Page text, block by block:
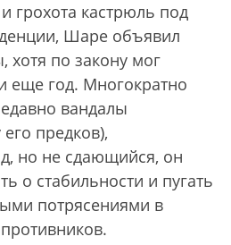
грохота кастрюль под
Шаре объявил
по закону мог
еще год. Многократно
вандалы
предков),
но не сдающийся, он
о стабильности и пугать
потрясениями в